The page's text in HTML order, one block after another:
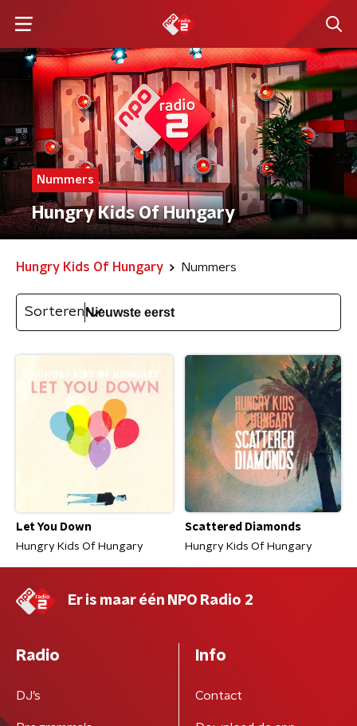
Nummers
Hungry Kids Of Hungary
Hungry Kids Of Hungary Nummers
Sorteren
Let You Down
Hungry Kids Of Hungary
Scattered Diamonds
Hungry Kids Of Hungary
Er is maar één NPO Radio 2
Radio
DJ’s
Info
Contact